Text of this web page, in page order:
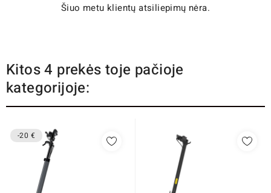
Šiuo metu klientų atsiliepimų nėra.
Kitos 4 prekės toje pačioje
kategorijoje:
-20 €